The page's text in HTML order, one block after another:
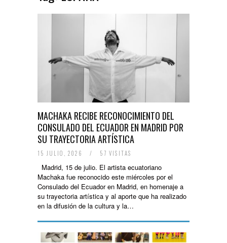
MACHAKA RECIBE RECONOCIMIENTO DEL
CONSULADO DEL ECUADOR EN MADRID POR
SU TRAYECTORIA ARTÍSTICA
15 JULIO, 2026 / 57 VISITAS
Madrid, 15 de julio. El artista ecuatoriano
Machaka fue reconocido este miércoles por el
Consulado del Ecuador en Madrid, en homenaje a
su trayectoria artística y al aporte que ha realizado
en la difusión de la cultura y la…